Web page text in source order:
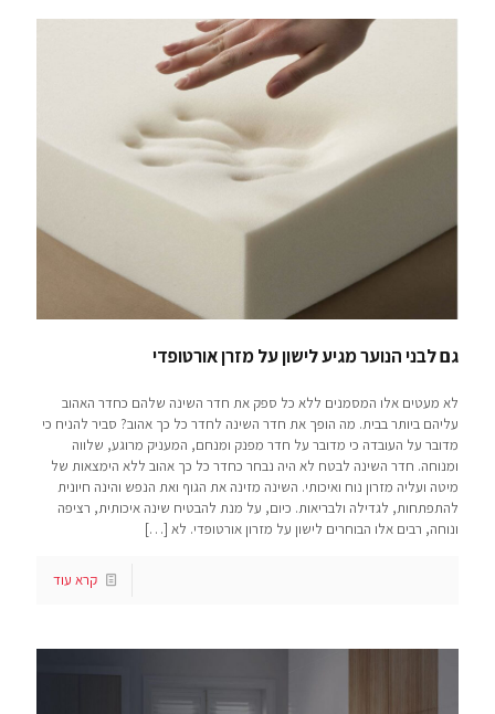
גם לבני הנוער מגיע לישון על מזרן אורטופדי
לא מעטים אלו המסמנים ללא כל ספק את חדר השינה שלהם כחדר האהוב
עליהם ביותר בבית. מה הופך את חדר השינה לחדר כל כך אהוב? סביר להניח כי
מדובר על העובדה כי מדובר על חדר מפנק ומנחם, המעניק מרוגע, שלווה
ומנוחה. חדר השינה לבטח לא היה נבחר כחדר כל כך אהוב ללא הימצאות של
מיטה ועליה מזרון נוח ואיכותי. השינה מזינה את הגוף ואת הנפש והינה חיונית
להתפתחות, לגדילה ולבריאות. כיום, על מנת להבטיח שינה איכותית, רציפה
ונוחה, רבים אלו הבוחרים לישון על מזרון אורטופדי. לא […]
קרא עוד